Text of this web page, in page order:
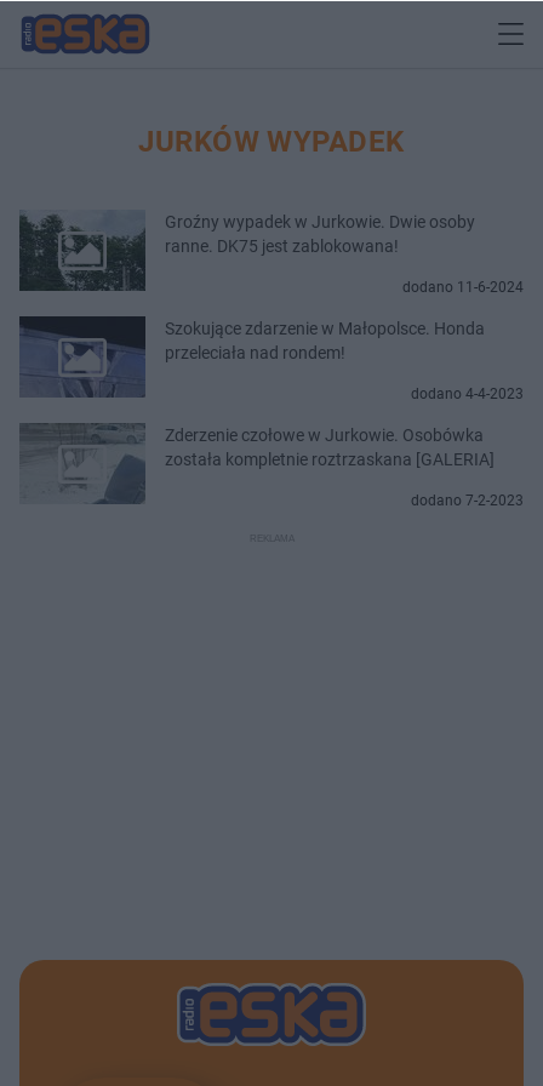
JURKÓW WYPADEK
Groźny wypadek w Jurkowie. Dwie osoby
ranne. DK75 jest zablokowana!
dodano 11-6-2024
Szokujące zdarzenie w Małopolsce. Honda
przeleciała nad rondem!
dodano 4-4-2023
Zderzenie czołowe w Jurkowie. Osobówka
została kompletnie roztrzaskana [GALERIA]
dodano 7-2-2023